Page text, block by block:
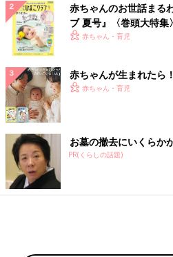
赤ちゃんのお世話まる
ブ 夏号』〈巻頭大特
く！ おっぱい・ミルク
赤ちゃん・育児
赤ちゃんが生まれたら
赤ちゃん・育児
お墓の撤去にいくらか
PR(くらしの話題)